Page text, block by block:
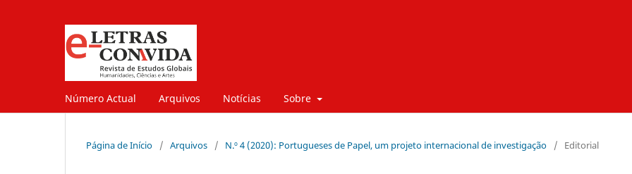
Número Actual Arquivos Notícias Sobre
Página de Início / Arquivos / N.º 4 (2020): Portugueses de Papel, um projeto internacional de investigação / Editorial